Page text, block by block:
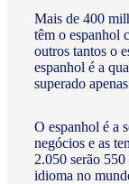
Mais de 400
têm o espanhol
outros tantos o
espanhol é a
superado
O espanhol é a
negócios e as
2.050 serão 550
idioma no